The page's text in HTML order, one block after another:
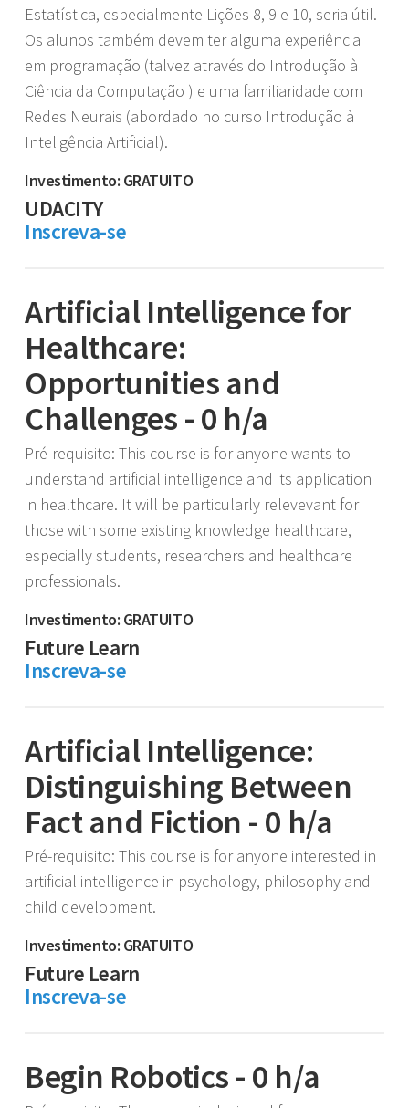
Estatística, especialmente Lições 8, 9 e 10, seria útil.
Os alunos também devem ter alguma experiência
em programação (talvez através do Introdução à
Ciência da Computação ) e uma familiaridade com
Redes Neurais (abordado no curso Introdução à
Inteligência Artificial).
Investimento: GRATUITO
UDACITY
Inscreva-se
Artificial Intelligence for
Healthcare:
Opportunities and
Challenges - 0 h/a
Pré-requisito: This course is for anyone wants to
understand artificial intelligence and its application
in healthcare. It will be particularly relevevant for
those with some existing knowledge healthcare,
especially students, researchers and healthcare
professionals.
Investimento: GRATUITO
Future Learn
Inscreva-se
Artificial Intelligence:
Distinguishing Between
Fact and Fiction - 0 h/a
Pré-requisito: This course is for anyone interested in
artificial intelligence in psychology, philosophy and
child development.
Investimento: GRATUITO
Future Learn
Inscreva-se
Begin Robotics - 0 h/a